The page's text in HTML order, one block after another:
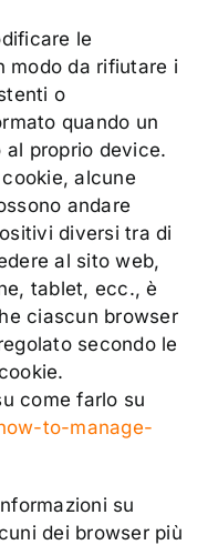
le
modo da rifiutare i
o
quando un
proprio device.
alcune
andare
diversi tra di
al sito web,
tablet, ecc., è
ciascun browser
secondo le
come farlo su
to-manage-
su
dei browser più